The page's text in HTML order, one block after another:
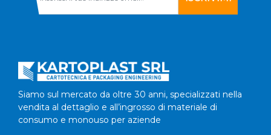
Siamo sul mercato da oltre 30 anni, specializzati nella
vendita al dettaglio e all’ingrosso di materiale di
consumo e monouso per aziende